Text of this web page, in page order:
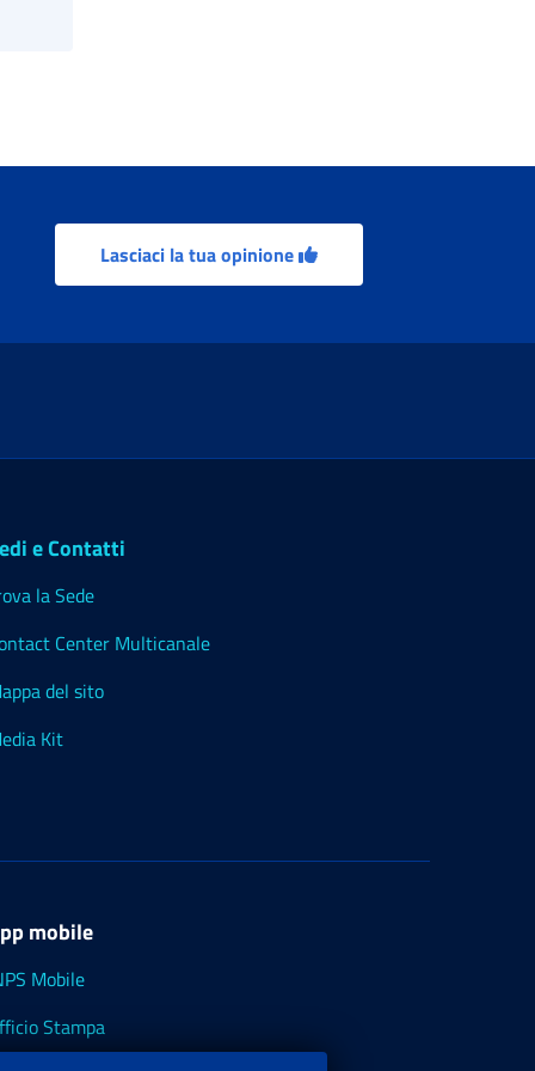
Lasciaci la tua opinione
e Contatti
la Sede
Center Multicanale
del sito
Kit
mobile
Mobile
Stampa